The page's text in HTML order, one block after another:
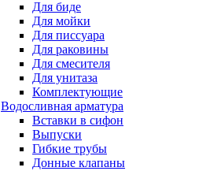
Для биде
Для мойки
Для писсуара
Для раковины
Для смесителя
Для унитаза
Комплектующие
Водосливная арматура
Вставки в сифон
Выпуски
Гибкие трубы
Донные клапаны